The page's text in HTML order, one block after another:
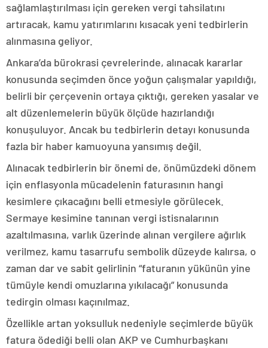
sağlamlaştırılması için gereken vergi tahsilatını
artıracak, kamu yatırımlarını kısacak yeni tedbirlerin
alınmasına geliyor.
Ankara’da bürokrasi çevrelerinde, alınacak kararlar
konusunda seçimden önce yoğun çalışmalar yapıldığı,
belirli bir çerçevenin ortaya çıktığı, gereken yasalar ve
alt düzenlemelerin büyük ölçüde hazırlandığı
konuşuluyor. Ancak bu tedbirlerin detayı konusunda
fazla bir haber kamuoyuna yansımış değil.
Alınacak tedbirlerin bir önemi de, önümüzdeki dönem
için enflasyonla mücadelenin faturasının hangi
kesimlere çıkacağını belli etmesiyle görülecek.
Sermaye kesimine tanınan vergi istisnalarının
azaltılmasına, varlık üzerinde alınan vergilere ağırlık
verilmez, kamu tasarrufu sembolik düzeyde kalırsa, o
zaman dar ve sabit gelirlinin “faturanın yükünün yine
tümüyle kendi omuzlarına yıkılacağı” konusunda
tedirgin olması kaçınılmaz.
Özellikle artan yoksulluk nedeniyle seçimlerde büyük
fatura ödediği belli olan AKP ve Cumhurbaşkanı